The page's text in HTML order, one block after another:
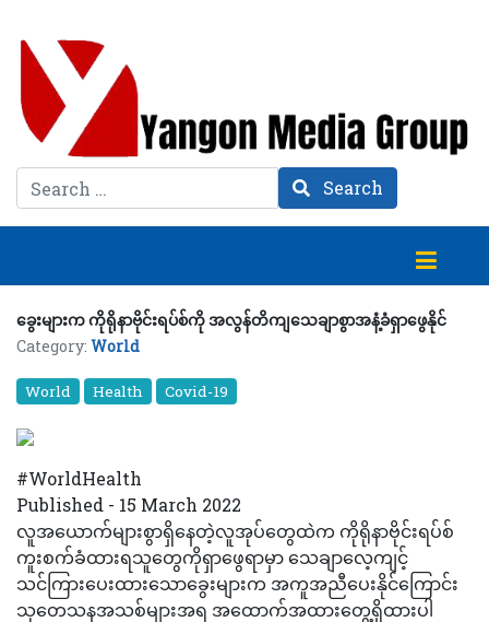
Search Search
ခွေးများက ကိုရိုနာဗိုင်းရပ်စ်ကို အလွန်တိကျသေချာစွာအနံ့ခံရှာဖွေနိုင်
Category: World
World Health Covid-19
#WorldHealth
Published - 15 March 2022
လူအယောက်များစွာရှိနေတဲ့လူအုပ်တွေထဲက ကိုရိုနာဗိုင်းရပ်စ်
ကူးစက်ခံထားရသူတွေကိုရှာဖွေရာမှာ သေချာလေ့ကျင့်
သင်ကြားပေးထားသောခွေးများက အကူအညီပေးနိုင်ကြောင်း
သုတေသနအသစ်များအရ အထောက်အထားတွေ့ရှိထားပါ